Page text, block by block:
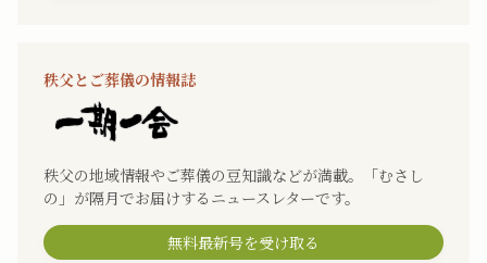
秩父とご葬儀の情報誌
秩父の地域情報やご葬儀の豆知識などが満載。「むさし
の」が隔月でお届けするニュースレターです。
無料最新号を受け取る